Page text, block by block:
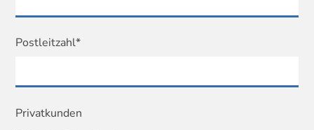
Postleitzahl*
Privatkunden